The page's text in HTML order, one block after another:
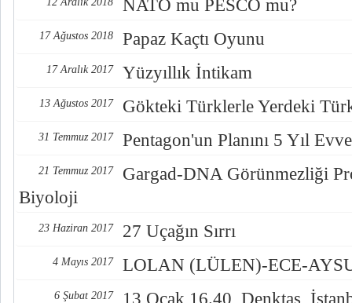
NATO mu PESCO mu?
17 Ağustos 2018 Papaz Kaçtı Oyunu
17 Aralık 2017 Yüzyıllık İntikam
13 Ağustos 2017 Gökteki Türklerle Yerdeki
31 Temmuz 2017 Pentagon'un Planını 5 Yıl
21 Temmuz 2017
Gargad-DNA Görünmezliği
Biyoloji
23 Haziran 2017 27 Uçağın Sırrı
4 Mayıs 2017 LOLAN (LÜLEN)-ECE-
6 Şubat 2017 13 Ocak 16.40, Denktaş,